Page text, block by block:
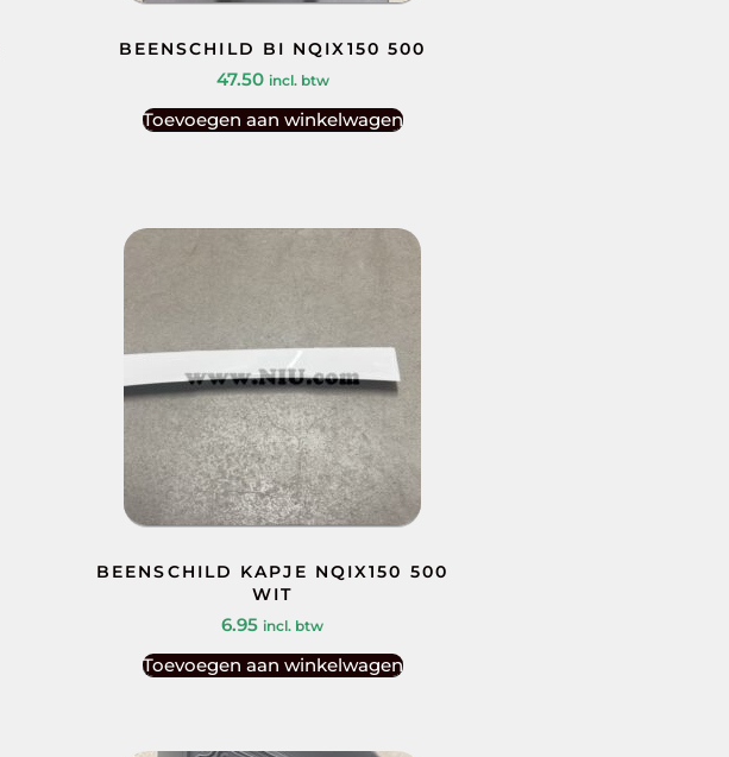
BEENSCHILD BI NQIX150 500
47.50 incl. btw
Toevoegen aan winkelwagen
BEENSCHILD KAPJE NQIX150 500
WIT
6.95 incl. btw
Toevoegen aan winkelwagen